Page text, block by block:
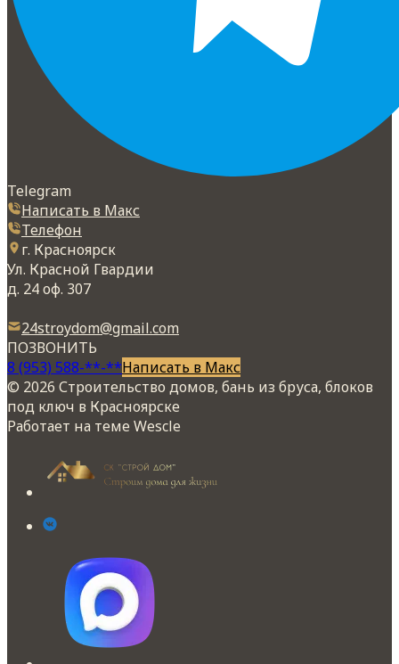
Telegram
Написать в Макс
Телефон
г. Красноярск
Ул. Красной Гвардии
д. 24 оф. 307
24stroydom@gmail.com
ПОЗВОНИТЬ
8 (953) 588-**-**Написать в Макс
© 2026 Строительство домов, бань из бруса, блоков
под ключ в Красноярске
Работает на теме Wescle